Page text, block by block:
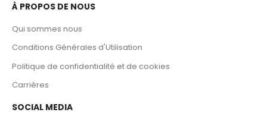
À PROPOS DE NOUS
Qui sommes nous
Conditions Générales d'Utilisation
Politique de confidentialité et de cookies
Carrières
SOCIAL MEDIA